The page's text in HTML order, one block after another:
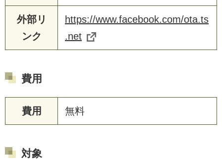
外部リ
ンク
https://www.facebook.com/ota.ts
.net
費用
費用 無料
対象